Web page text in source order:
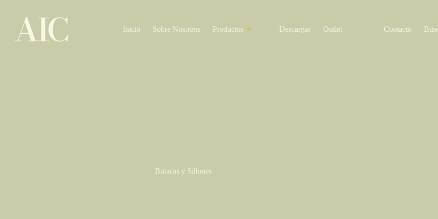
contenido
Inicio
Sobre Nosotros Productos Descargas Outlet Contacto
Butacas y Sillones